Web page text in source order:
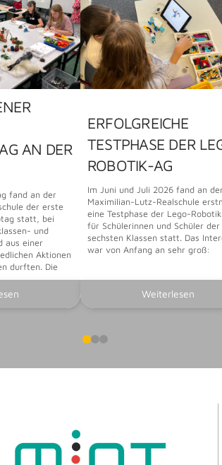
AN DER
fand an der
der erste
statt, bei
und
aus einer
Aktionen
durften. Die
ERFOLGREICHE
TESTPHASE DER
ROBOTIK-AG
Im Juni und Juli 2026 fand an
Maximilian-Lutz-Realschule
eine Testphase der Lego-
für Schülerinnen und Schüler der
sechsten Klassen statt. Das
war von Anfang an sehr groß:
Weiterlesen
01 2